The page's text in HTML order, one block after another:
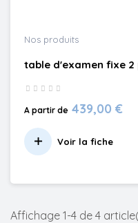
Nos produits
table d'examen fixe
A partir de 439,00 €
Voir la fiche
Affichage 1-4 de 4